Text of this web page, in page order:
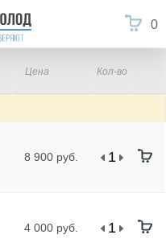
0
Цена Кол-во
8 900 руб.
4 000 руб.